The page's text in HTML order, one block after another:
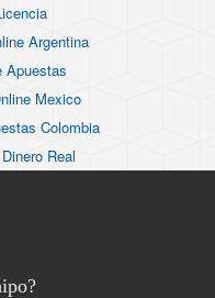
Argentina
Apuestas
Mexico
Colombia
Real